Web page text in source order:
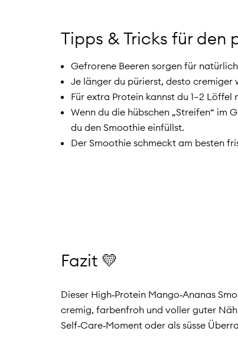
Tipps & Tricks für den
Gefrorene Beeren sorgen für
Je länger du pürierst, desto cremiger
Für extra Protein kannst du 1–2
Wenn du die hübschen „Streifen“ im
du den Smoothie einfüllst.
Der Smoothie schmeckt am besten
Fazit 💛
Dieser High‑Protein Mango‑Ananas
cremig, farbenfroh und voller guter
Self‑Care‑Moment oder als süsse